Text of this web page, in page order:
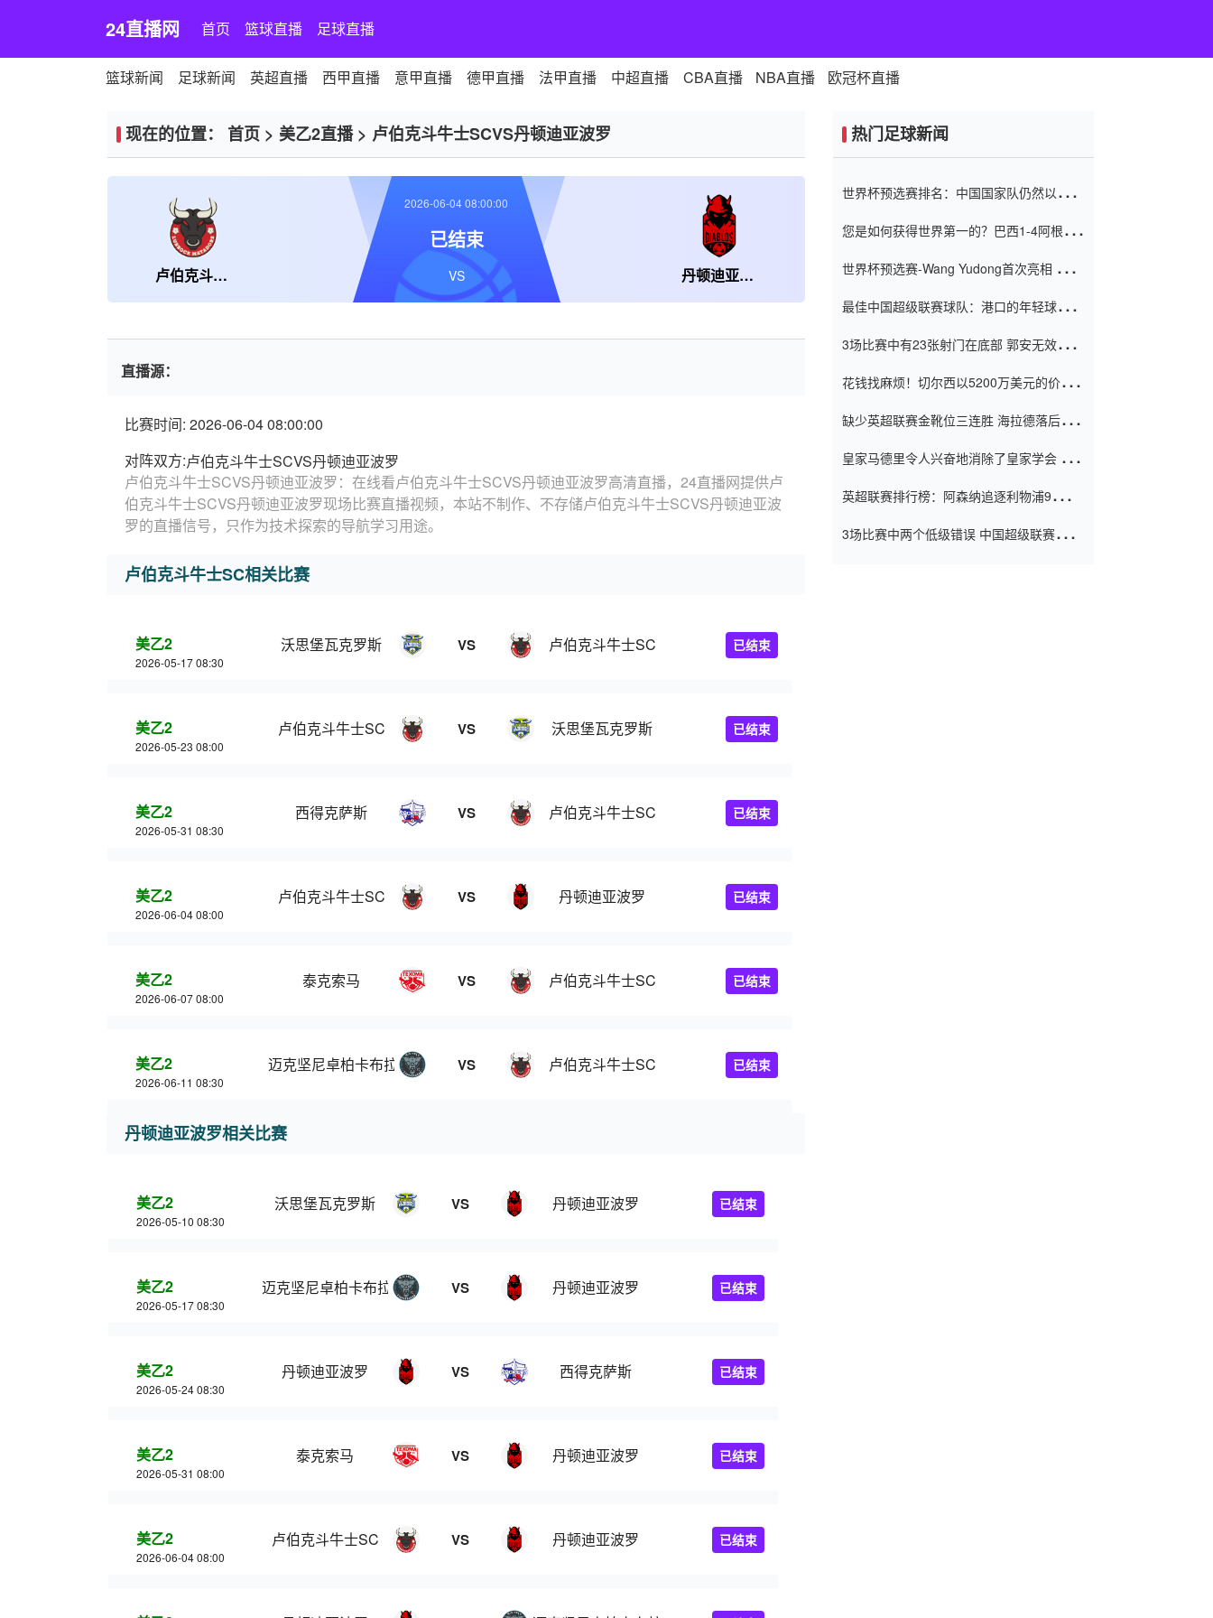
24直播网 首页 篮球直播 足球直播
篮球新闻 足球新闻 英超直播 西甲直播 意甲直播 德甲直播 法甲直播 中超直播 CBA直播 NBA直播 欧冠杯直播
现在的位置： 首页 > 美乙2直播> 卢伯克斗牛士SCVS丹顿迪亚波罗
卢伯克斗牛士SC 丹顿迪亚波罗
2026-06-04 08:00:00
已结束
VS
直播源：
比赛时间: 2026-06-04 08:00:00
对阵双方:卢伯克斗牛士SCVS丹顿迪亚波罗
卢伯克斗牛士SCVS丹顿迪亚波罗：在线看卢伯克斗牛士SCVS丹顿迪亚波罗高清直播，24直播网提供卢
伯克斗牛士SCVS丹顿迪亚波罗现场比赛直播视频，本站不制作、不存储卢伯克斗牛士SCVS丹顿迪亚波
罗的直播信号，只作为技术探索的导航学习用途。
卢伯克斗牛士SC相关比赛
美乙2
2026-05-17 08:30
沃思堡瓦克罗斯 VS 卢伯克斗牛士SC 已结束
美乙2
2026-05-23 08:00
卢伯克斗牛士SC VS 沃思堡瓦克罗斯 已结束
美乙2
2026-05-31 08:30
西得克萨斯 VS 卢伯克斗牛士SC 已结束
美乙2
2026-06-04 08:00
卢伯克斗牛士SC VS 丹顿迪亚波罗 已结束
美乙2
2026-06-07 08:00
泰克索马 VS 卢伯克斗牛士SC 已结束
美乙2
2026-06-11 08:30
迈克坚尼卓柏卡布拉 VS 卢伯克斗牛士SC 已结束
丹顿迪亚波罗相关比赛
美乙2
2026-05-10 08:30
沃思堡瓦克罗斯 VS 丹顿迪亚波罗 已结束
美乙2
2026-05-17 08:30
迈克坚尼卓柏卡布拉 VS 丹顿迪亚波罗 已结束
美乙2
2026-05-24 08:30
丹顿迪亚波罗 VS 西得克萨斯 已结束
美乙2
2026-05-31 08:00
泰克索马 VS 丹顿迪亚波罗 已结束
美乙2
2026-06-04 08:00
卢伯克斗牛士SC VS 丹顿迪亚波罗 已结束
热门足球新闻
世界杯预选赛排名：中国国家队仍然以6分
您是如何获得世界第一的？巴西1-4阿根
世界杯预选赛-Wang Yudong首次亮相 中国
最佳中国超级联赛球队：港口的年轻球员在
（Taishan）
3场比赛中有23张射门在底部 郭安无效传球
花钱找麻烦！切尔西以5200万美元的价格
窗口
缺少英超联赛金靴位三连胜 海拉德落后6球
皇家马德里令人兴奋地消除了皇家学会 安
英超联赛排行榜：阿森纳追逐利物浦9分 曼
3场比赛中两个低级错误 中国超级联赛的前